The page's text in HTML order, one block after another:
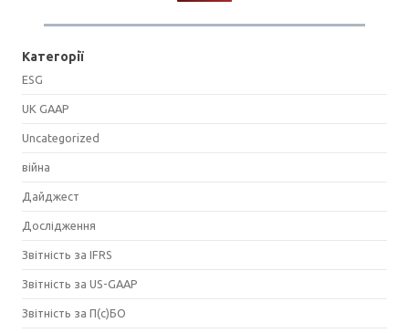
Категорії
ESG
UK GAAP
Uncategorized
війна
Дайджест
Дослідження
Звітність за IFRS
Звітність за US-GAAP
Звітність за П(с)БО